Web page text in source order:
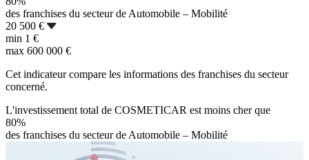
des franchises du secteur de Automobile – Mobilité
20 500 €
min 1 €
max 600 000 €
Cet indicateur compare les informations des franchises du secteur
concerné.
L'investissement total de COSMETICAR est moins cher que
80%
des franchises du secteur de Automobile – Mobilité